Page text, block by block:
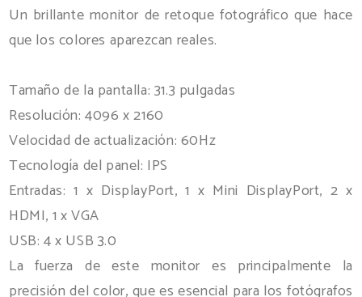
Un brillante monitor de retoque fotográfico que hace
que los colores aparezcan reales.
Tamaño de la pantalla: 31.3 pulgadas
Resolución: 4096 x 2160
Velocidad de actualización: 60Hz
Tecnología del panel: IPS
Entradas: 1 x DisplayPort, 1 x Mini DisplayPort, 2 x
HDMI, 1 x VGA
USB: 4 x USB 3.0
La fuerza de este monitor es principalmente la
precisión del color, que es esencial para los fotógrafos